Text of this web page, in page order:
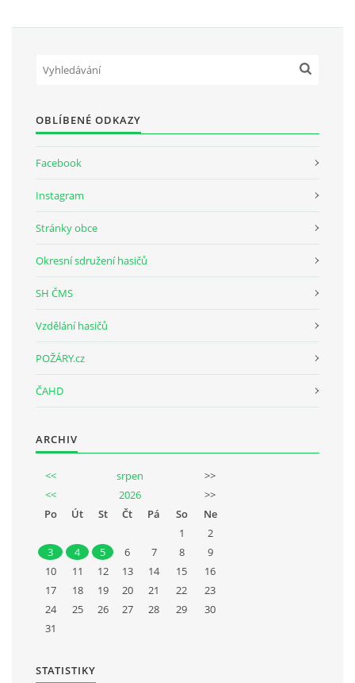
PROBĚHLÉ AKCE
KROUŽEK MH
DESATERO
MODLITBA HASIČE
Starosta sboru: Vladimír Plic
tel: +420 603 789 645
© 2026 eStránky.cz Tisk Aktualizováno: 5. 8. 2026
OBLÍBENÉ ODKAZY
Facebook
Instagram
Stránky obce
Okresní sdružení hasičů
SH ČMS
Vzdělání hasičů
POŽÁRY.cz
ČAHD
ARCHIV
<< srpen
>>
<<
2026
>>
Po
Út St Čt Pá So
Ne
1
2
3
4 5 6 7 8
9
10
11 12 13 14 15
16
17
18 19 20 21 22
23
24
25 26 27 28 29
30
31
STATISTIKY